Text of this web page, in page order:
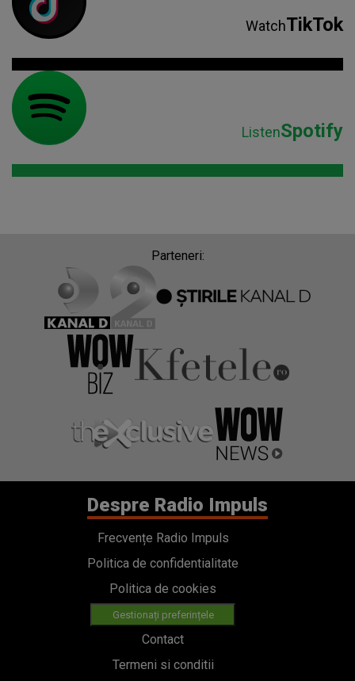
WatchTikTok
ListenSpotify
Parteneri:
Despre Radio Impuls
Frecvențe Radio Impuls
Politica de confidentialitate
Politica de cookies
Gestionați preferințele
Contact
Termeni si conditii